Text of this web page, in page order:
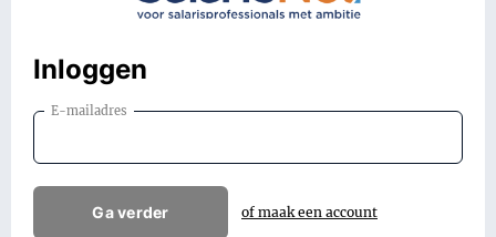
Inloggen
E-mailadres
Ga verder of maak een account